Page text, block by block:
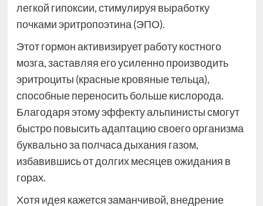
легкой гипоксии, стимулируя выработку
почками эритропоэтина (ЭПО).
Этот гормон активизирует работу костного
мозга, заставляя его усиленно производить
эритроциты (красные кровяные тельца),
способные переносить больше кислорода.
Благодаря этому эффекту альпинисты смогут
быстро повысить адаптацию своего организма
буквально за полчаса дыхания газом,
избавившись от долгих месяцев ожидания в
горах.
Хотя идея кажется заманчивой, внедрение